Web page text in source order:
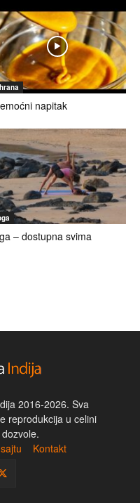
napitak
– dostupna svima
2016-2026. Sva
reprodukcija u celini
Kontakt